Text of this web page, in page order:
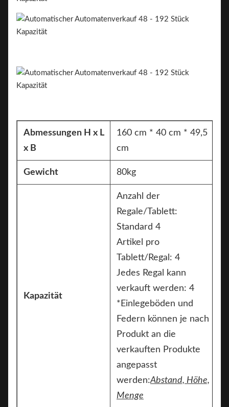
Abmessungen H x L
x B
160 cm * 40 cm * 49,5
cm
Gewicht 80kg
Kapazität
Anzahl der
Regale/Tablett:
Standard 4
Artikel pro
Tablett/Regal: 4
Jedes Regal kann
verkauft werden: 4
*Einlegeböden und
Federn können je nach
Produkt an die
verkauften Produkte
angepasst
werden:Abstand, Höhe,
Menge